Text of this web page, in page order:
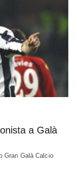
a Galà
Gran Galà Calcio